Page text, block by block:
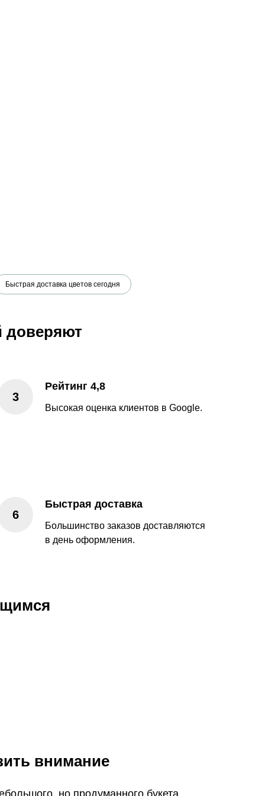
Быстрая доставка цветов сегодня
доверяют
Рейтинг 4,8
Высокая оценка клиентов в Google.
Быстрая доставка
Большинство заказов доставляются
в день оформления.
внимание
но продуманного букета,